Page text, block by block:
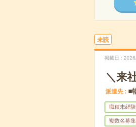
未読
掲載日
＼来
派遣先 ■
職種未経
複数名募集